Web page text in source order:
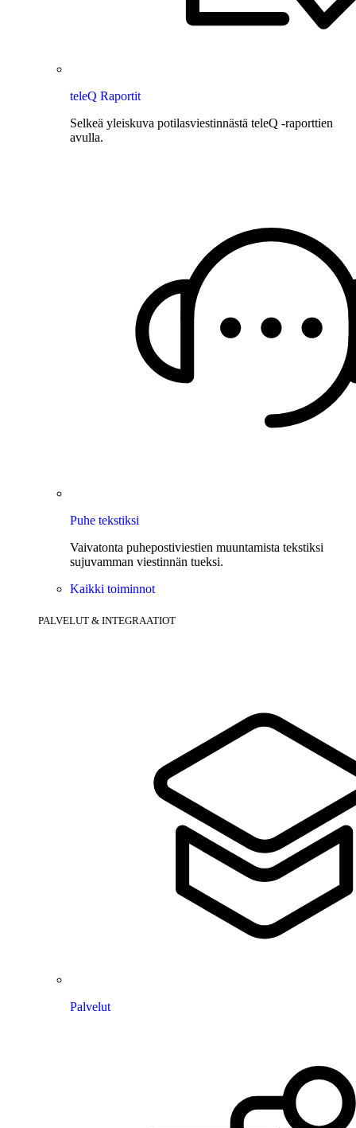
teleQ Raportit
Selkeä yleiskuva potilasviestinnästä teleQ -raporttien
avulla.
Puhe tekstiksi
Vaivatonta puhepostiviestien muuntamista tekstiksi
sujuvamman viestinnän tueksi.
Kaikki toiminnot
PALVELUT & INTEGRAATIOT
Palvelut